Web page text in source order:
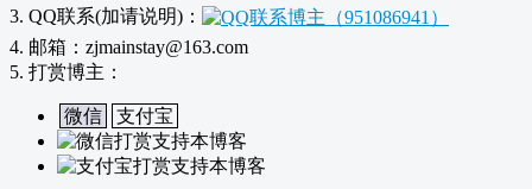
3. QQ联系(加请说明)：
4. 邮箱：zjmainstay@163.com
5. 打赏博主：
微信 支付宝